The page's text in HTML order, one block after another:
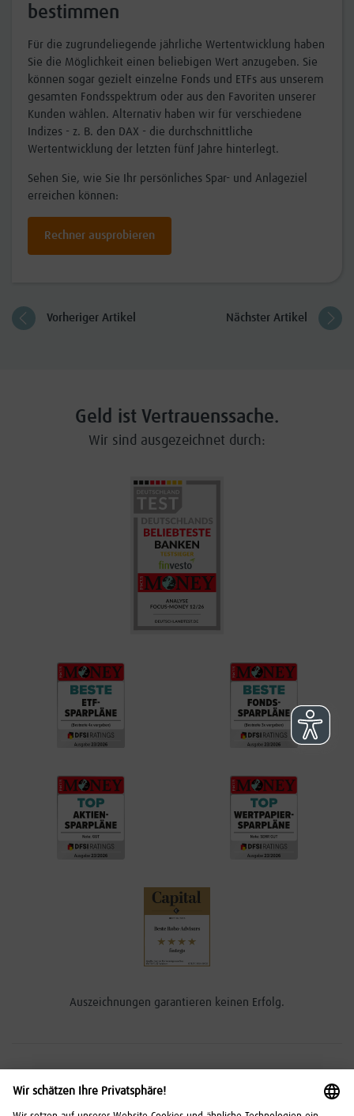
bestimmen
Für die zugrundeliegende jährliche Wertentwicklung haben
Sie die Möglichkeit einen beliebigen Wert anzugeben. Sie
können sogar gezielt einzelne Fonds und ETFs aus unserem
gesamten Fondsspektrum oder aus den Favoriten unserer
Kunden wählen. Alternativ haben wir für verschiedene
Indizes - z. B. den DAX - die durchschnittliche
Wertentwicklung der letzten fünf Jahre hinterlegt.
Sehen Sie, wie Sie Ihr persönliches Spar- und Anlageziel
erreichen können:
Rechner ausprobieren
Vorheriger Artikel Nächster Artikel
Geld ist Vertrauenssache.
Wir sind ausgezeichnet durch:
Auszeichnungen garantieren keinen Erfolg.
Risikohinweise